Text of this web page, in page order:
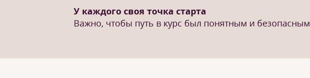
У каждого своя точка старта
Важно, чтобы путь в курс был понятным и безопасным